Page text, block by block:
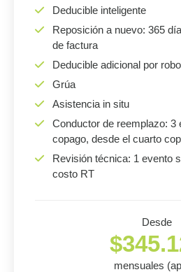
Deducible inteligente
Reposición a nuevo: 365
de factura
Deducible adicional por
Grúa
Asistencia in situ
Conductor de reemplazo: 3
copago, desde el cuarto
Revisión técnica: 1 evento
costo RT
Desde
mensuales